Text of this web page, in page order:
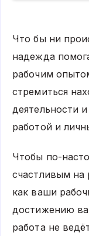
Что бы ни
надежда
рабочим
стремиться
деятельности
работой и
Чтобы по-
счастливым на
как ваши
достижению
работа не